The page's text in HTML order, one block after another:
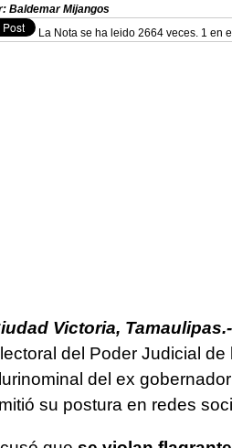
Baldemar Mijangos
La Nota se ha leido 2664 veces. 1 en
Victoria, Tamaulipas.-
del Poder Judicial
del ex gobernador
su postura en redes